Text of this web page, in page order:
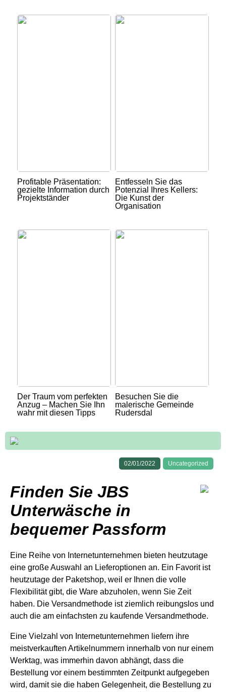
Profitable Präsentation:
gezielte Information durch
Projektständer
Entfesseln Sie das
Potenzial Ihres Kellers:
Die Kunst der
Organisation
Der Traum vom perfekten
Anzug – Machen Sie Ihn
wahr mit diesen Tipps
Besuchen Sie die
malerische Gemeinde
Rudersdal
02/01/2022 Uncategorized
Finden Sie JBS
Unterwäsche in
bequemer Passform
Eine Reihe von Internetunternehmen bieten heutzutage
eine große Auswahl an Lieferoptionen an. Ein Favorit ist
heutzutage der Paketshop, weil er Ihnen die volle
Flexibilität gibt, die Ware abzuholen, wenn Sie Zeit
haben. Die Versandmethode ist ziemlich reibungslos und
auch die am einfachsten zu kaufende Versandmethode.
Eine Vielzahl von Internetunternehmen liefern ihre
meistverkauften Artikelnummern innerhalb von nur einem
Werktag, was immerhin davon abhängt, dass die
Bestellung vor einem bestimmten Zeitpunkt aufgegeben
wird, damit sie die haben Gelegenheit, die Bestellung zu